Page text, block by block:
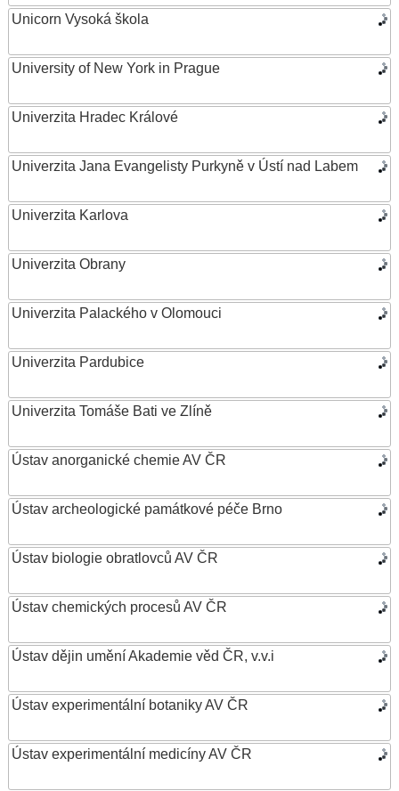
Unicorn Vysoká škola
University of New York in Prague
Univerzita Hradec Králové
Univerzita Jana Evangelisty Purkyně v Ústí nad Labem
Univerzita Karlova
Univerzita Obrany
Univerzita Palackého v Olomouci
Univerzita Pardubice
Univerzita Tomáše Bati ve Zlíně
Ústav anorganické chemie AV ČR
Ústav archeologické památkové péče Brno
Ústav biologie obratlovců AV ČR
Ústav chemických procesů AV ČR
Ústav dějin umění Akademie věd ČR, v.v.i
Ústav experimentální botaniky AV ČR
Ústav experimentální medicíny AV ČR